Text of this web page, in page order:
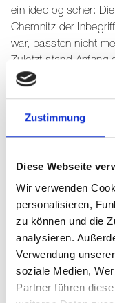
Zustimmung
Diese Webseite
Wir verwenden
personalisieren,
zu können und die
analysieren.
Verwendung
soziale Medien,
Partner führen
ein ideologischer:
Chemnitz der
war, passten nicht
Zuletzt stand Anfang
einziges Haus, die
der 1953 gebaute
NEUES
Ebenso baute man
Jahrhunderts
Unkenntlichkeit um,
von über 500
Johannistor war
als der heutige
Das Fehlen einer